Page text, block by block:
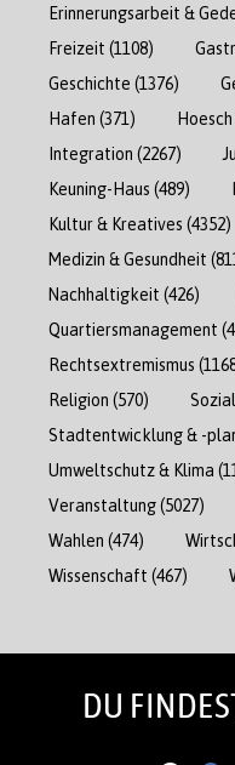
Erinnerungsarbeit &
Freizeit (1108)
Geschichte (1376)
Hafen (371)
Integration (2267)
Keuning-Haus (489)
Kultur & Kreatives (4352)
Medizin & Gesundheit
Nachhaltigkeit (426)
Quartiersmanagement
Rechtsextremismus
Religion (570)
Stadtentwicklung & -
Umweltschutz & Klima
Veranstaltung(5027)
Wahlen (474)
Wissenschaft (467)
DU